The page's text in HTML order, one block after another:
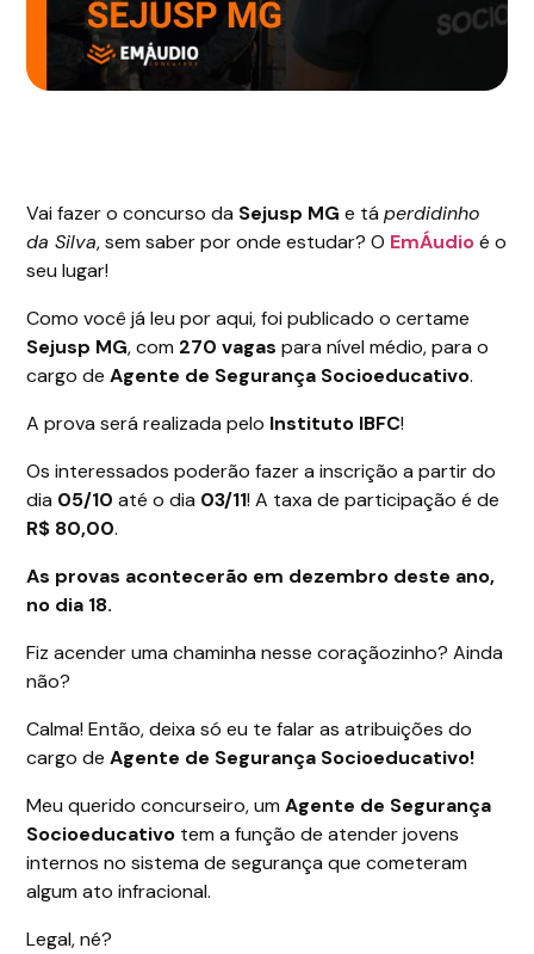
Vai fazer o concurso da Sejusp MG e táperdidinho
da Silva, sem saber por onde estudar? O EmÁudio é o
seu lugar!
Como você já leu por aqui, foi publicado o certame
Sejusp MG, com 270 vagas para nível médio, para o
cargo deAgente de Segurança Socioeducativo.
A prova será realizada pelo Instituto IBFC!
Os interessados poderão fazer a inscrição a partir do
dia 05/10 até o dia 03/11! A taxa de participação é de
R$ 80,00.
As provas acontecerão em dezembro deste ano,
no dia 18.
Fiz acender uma chaminha nesse coraçãozinho? Ainda
não?
Calma! Então, deixa só eu te falar as atribuições do
cargo deAgente de Segurança Socioeducativo!
Meu querido concurseiro, umAgente de Segurança
Socioeducativo tem a função de atender jovens
internos no sistema de segurança que cometeram
algum ato infracional.
Legal, né?